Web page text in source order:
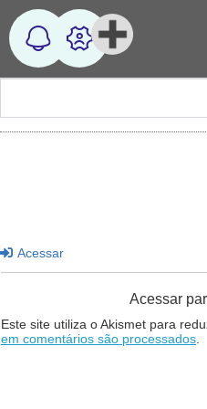
Acessar
Acessar
Este site utiliza o Akismet para
em comentários são processados